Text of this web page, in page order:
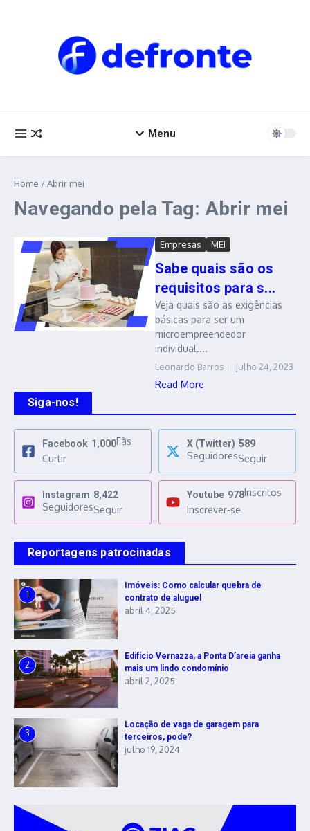
Menu
Home /Abrir mei
Navegando pela Tag: Abrir mei
Empresas MEI
Sabe quais são os
requisitos para s...
Veja quais são as exigências
básicas para ser um
microempreendedor
individual....
Leonardo Barros julho 24, 2023
Read More
Siga-nos!
Facebook 1,000Fãs
Curtir
X (Twitter) 589
SeguidoresSeguir
Instagram 8,422
SeguidoresSeguir
Youtube 978Inscritos
Inscrever-se
Reportagens patrocinadas
1
Imóveis: Como calcular quebra de
contrato de aluguel
abril 4, 2025
2
Edifício Vernazza, a Ponta D’areia ganha
mais um lindo condomínio
abril 2, 2025
3
Locação de vaga de garagem para
terceiros, pode?
julho 19, 2024